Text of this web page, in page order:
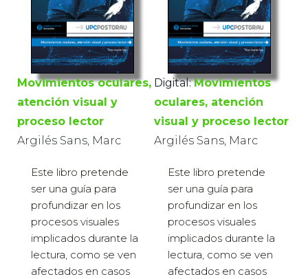
Movimientos oculares,
atención visual y
proceso lector
Argilés Sans, Marc
Este libro pretende
ser una guía para
profundizar en los
procesos visuales
implicados durante la
lectura, como se ven
afectados en casos
Digital: Movimientos
oculares, atención
visual y proceso lector
Argilés Sans, Marc
Este libro pretende
ser una guía para
profundizar en los
procesos visuales
implicados durante la
lectura, como se ven
afectados en casos